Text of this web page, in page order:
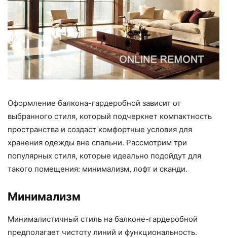
Оформление балкона-гардеробной зависит от
выбранного стиля, который подчеркнет компактность
пространства и создаст комфортные условия для
хранения одежды вне спальни. Рассмотрим три
популярных стиля, которые идеально подойдут для
такого помещения: минимализм, лофт и сканди.
Минимализм
Минималистичный стиль на балконе-гардеробной
предполагает чистоту линий и функциональность.